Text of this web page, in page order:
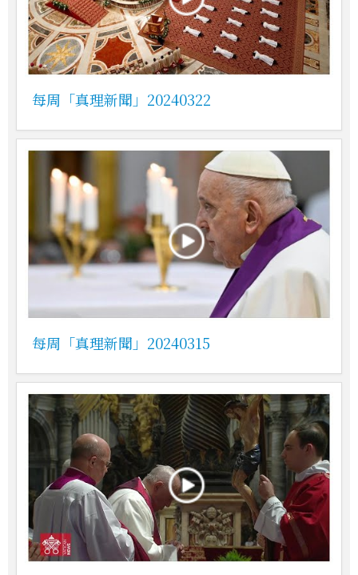
每周「真理新聞」20240322
每周「真理新聞」20240315